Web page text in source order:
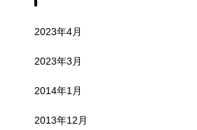
2023年4月
2023年3月
2014年1月
2013年12月